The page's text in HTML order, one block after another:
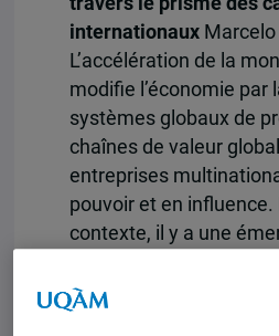
internationauxMarcelo
L’accélération de la
modifie l’économie par
systèmes globaux de
chaînes de valeur
entreprises
pouvoir et en influence.
contexte, il y a une
ententes entre